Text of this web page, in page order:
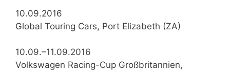
10.09.2016
Global Touring Cars, Port Elizabeth (ZA)
10.09.–11.09.2016
Volkswagen Racing-Cup Großbritannien,